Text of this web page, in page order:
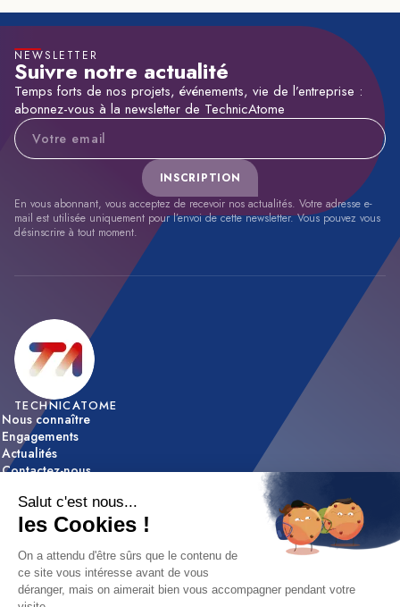
NEWSLETTER
Suivre notre actualité
Temps forts de nos projets, événements, vie de l’entreprise :
abonnez-vous à la newsletter de TechnicAtome
Adresse e-mail
INSCRIPTION
En vous abonnant, vous acceptez de recevoir nos actualités. Votre adresse e-
mail est utilisée uniquement pour l’envoi de cette newsletter. Vous pouvez vous
désinscrire à tout moment.
TECHNICATOME
Nous connaître
Engagements
Actualités
Contactez-nous
Expertise & innovation
Réalisations
NOUS REJOINDRE
Nos métiers
Etapes de recrutement / FAQ